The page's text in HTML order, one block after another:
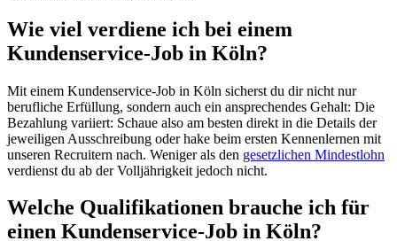
Wie viel verdiene ich bei einem
Kundenservice-Job in Köln?
Mit einem Kundenservice-Job in Köln sicherst du dir nicht nur
berufliche Erfüllung, sondern auch ein ansprechendes Gehalt: Die
Bezahlung variiert: Schaue also am besten direkt in die Details der
jeweiligen Ausschreibung oder hake beim ersten Kennenlernen mit
unseren Recruitern nach. Weniger als den gesetzlichen Mindestlohn
verdienst du ab der Volljährigkeit jedoch nicht.
Welche Qualifikationen brauche ich für
einen Kundenservice-Job in Köln?